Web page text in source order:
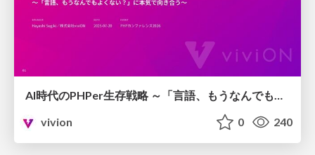
AI時代のPHPer生存戦略 ～「言語、もうなんでもよくない？」に本気で向き合う～
vivion
0 240